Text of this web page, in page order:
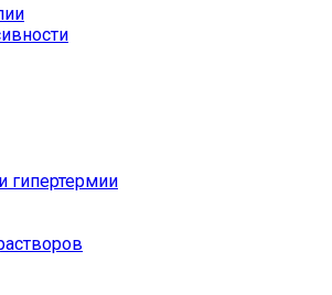
гипертермии